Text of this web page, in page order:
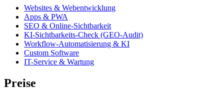
Websites & Webentwicklung
Apps & PWA
SEO & Online-Sichtbarkeit
KI-Sichtbarkeits-Check (GEO-Audit)
Workflow-Automatisierung & KI
Custom Software
IT-Service & Wartung
Preise